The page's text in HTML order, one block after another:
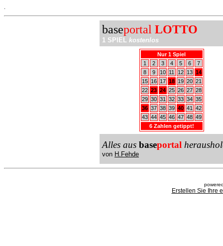
baseportal LOTTO
1 SPIEL kostenlos
Nur 1 Spiel
1
2 3 4 5 6
7
8
9 10 11 12 13 14
15
16 17 18 19 20 21
22 23 24 25 26 27 28
29 30 31 32 33 34 35
36 37 38 39 40 41
42
43 44 45 46 47 48 49
6 Zahlen getippt!
Alles aus baseportal
von H.Fehde
Erstellen Sie Ihre